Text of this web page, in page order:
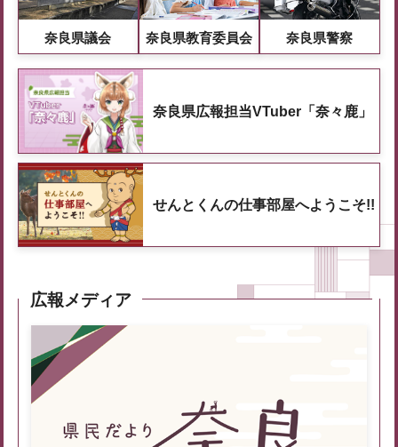
奈良県議会 奈良県教育委員会 奈良県警察
奈良県広報担当VTuber「奈々鹿」
せんとくんの仕事部屋へようこそ!!
広報メディア